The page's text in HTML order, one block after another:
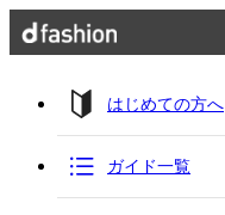
はじめての方へ
ガイド一覧